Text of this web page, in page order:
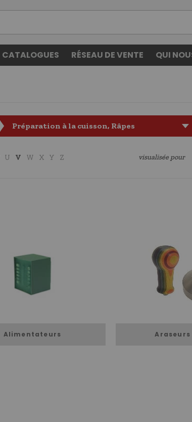
CATALOGUES RÉSEAU DE VENTE QUI
Préparation à la cuisson, Râpes
U V W X Y Z visualisée pour
Alimentateurs